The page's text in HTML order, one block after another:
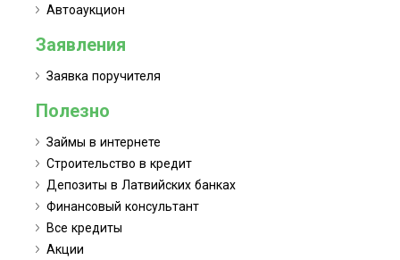
Автоаукцион
Заявления
Заявка поручителя
Полезно
Займы в интернете
Строительство в кредит
Депозиты в Латвийских банках
Финансовый консультант
Все кредиты
Акции